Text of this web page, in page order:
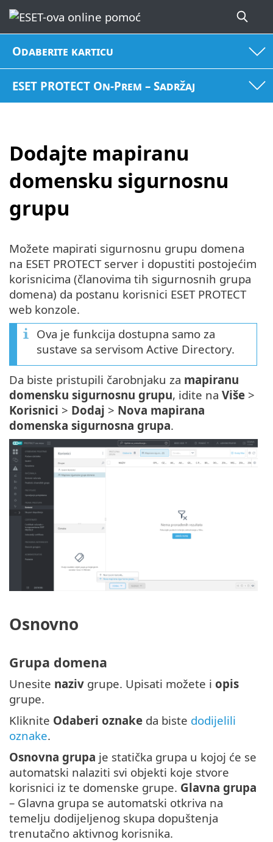
Odaberite karticu
ESET PROTECT On-Prem – Sadržaj
Dodajte mapiranu
domensku sigurnosnu
grupu
Možete mapirati sigurnosnu grupu domena
na ESET PROTECT server i dopustiti postojećim
korisnicima (članovima tih sigurnosnih grupa
domena) da postanu korisnici ESET PROTECT
web konzole.
Ova je funkcija dostupna samo za
sustave sa servisom Active Directory.
Da biste pristupili čarobnjaku za mapiranu
domensku sigurnosnu grupu, idite na Više >
Korisnici > Dodaj > Nova mapirana
domenska sigurnosna grupa.
Osnovno
Grupa domena
Unesite naziv grupe. Upisati možete i opis
grupe.
Kliknite Odaberi oznake da biste dodijelili
oznake.
Osnovna grupa je statička grupa u kojoj će se
automatski nalaziti svi objekti koje stvore
korisnici iz te domenske grupe. Glavna grupa
– Glavna grupa se automatski otkriva na
temelju dodijeljenog skupa dopuštenja
trenutačno aktivnog korisnika.